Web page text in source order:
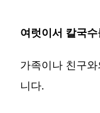
여럿이서 칼국
가족이나 친구
니다.